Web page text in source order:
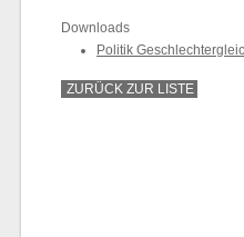
Downloads
Politik
ZURÜCK ZUR LISTE